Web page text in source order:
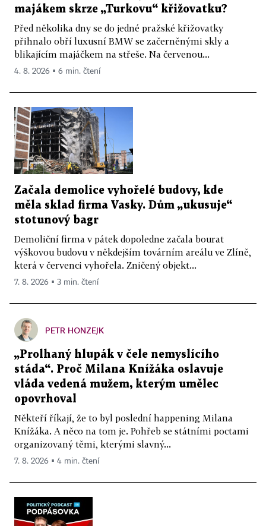
majákem skrze „Turkovu“ křižovatku?
Před několika dny se do jedné pražské křižovatky
přihnalo obří luxusní BMW se začerněnými skly a
blikajícím majáčkem na střeše. Na červenou...
4. 8. 2026 ▪ 6 min. čtení
Začala demolice vyhořelé budovy, kde
měla sklad firma Vasky. Dům „ukusuje“
stotunový bagr
Demoliční firma v pátek dopoledne začala bourat
výškovou budovu v někdejším továrním areálu ve Zlíně,
která v červenci vyhořela. Zničený objekt...
7. 8. 2026 ▪ 3 min. čtení
PETR HONZEJK
„Prolhaný hlupák v čele nemyslícího
stáda“. Proč Milana Knížáka oslavuje
vláda vedená mužem, kterým umělec
opovrhoval
Někteří říkají, že to byl poslední happening Milana
Knížáka. A něco na tom je. Pohřeb se státními poctami
organizovaný těmi, kterými slavný...
7. 8. 2026 ▪ 4 min. čtení